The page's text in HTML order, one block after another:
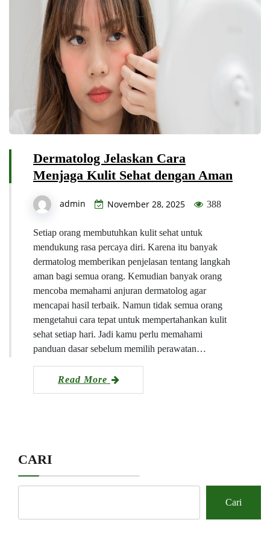
Dermatolog Jelaskan Cara
Menjaga Kulit Sehat dengan Aman
admin November 28, 2025 388
Setiap orang membutuhkan kulit sehat untuk
mendukung rasa percaya diri. Karena itu banyak
dermatolog memberikan penjelasan tentang langkah
aman bagi semua orang. Kemudian banyak orang
mencoba memahami anjuran dermatolog agar
mencapai hasil terbaik. Namun tidak semua orang
mengetahui cara tepat untuk mempertahankan kulit
sehat setiap hari. Jadi kamu perlu memahami
panduan dasar sebelum memilih perawatan…
Read More
CARI
Cari